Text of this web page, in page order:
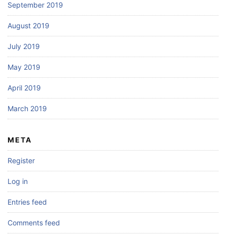
September 2019
August 2019
July 2019
May 2019
April 2019
March 2019
META
Register
Log in
Entries feed
Comments feed